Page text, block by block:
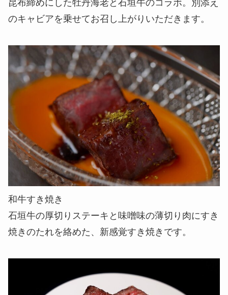
昆布締めにした牡丹海老と石垣牛のコラボ。別添え
のキャビアを乗せてお召し上がりいただきます。
和牛すき焼き
石垣牛の厚切りステーキと味噌味の薄切り肉にすき
焼きのたれを絡めた、新感覚すき焼きです。